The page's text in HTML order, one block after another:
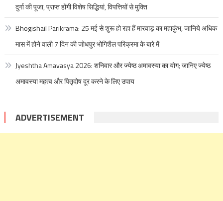
दुर्गा की पूजा, प्राप्त होंगी विशेष सिद्धियां, विपत्तियों से मुक्ति
Bhogishail Parikrama: 25 मई से शुरू हो रहा हैं मारवाड़ का महाकुंभ, जानिये अधिक
मास में होने वाली 7 दिन की जोधपुर भोगिशैल परिक्रमा के बारे में
Jyeshtha Amavasya 2026: शनिवार और ज्येष्ठ अमावस्या का योग; जानिए ज्येष्ठ
अमावस्या महत्व और पितृदोष दूर करने के लिए उपाय
ADVERTISEMENT